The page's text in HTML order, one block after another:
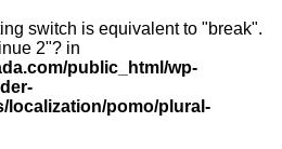
switch is equivalent to "break".
2"? in
public_html/wp-
localization/pomo/plural-